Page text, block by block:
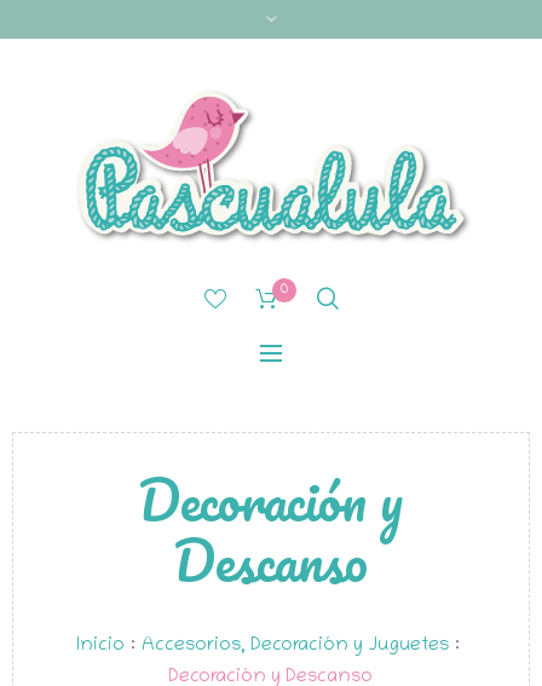
0
Decoración y
Descanso
Inicio : Accesorios, Decoración y Juguetes :
Decoración y Descanso